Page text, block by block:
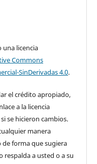
una licencia
Commons
SinDerivadas 4.0.
el crédito apropiado,
a la licencia
se hicieron cambios.
manera
de forma que sugiera
respalda a usted o a su